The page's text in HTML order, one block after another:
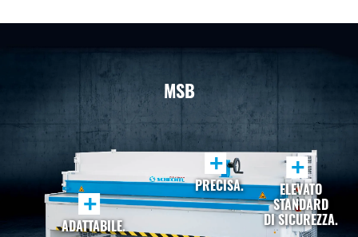
MSB
+
PRECISA.
+
ELEVATO
STANDARD
DI SICUREZZA.
+
ADATTABILE.